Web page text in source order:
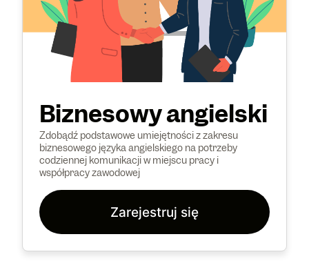
Biznesowy angielski
Zdobądź podstawowe umiejętności z zakresu
biznesowego języka angielskiego na potrzeby
codziennej komunikacji w miejscu pracy i
współpracy zawodowej
Zarejestruj się